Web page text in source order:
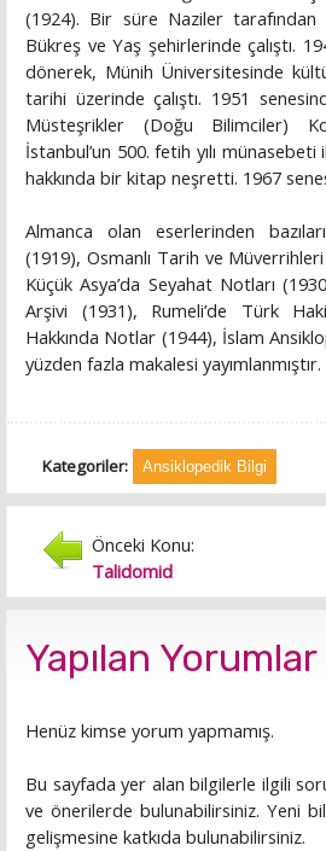
(1924). Bir süre Naziler tarafından
Bükreş ve Yaş şehirlerinde çalıştı.
dönerek, Münih Üniversitesinde
tarihi üzerinde çalıştı. 1951
Müsteşrikler (Doğu Bilimciler)
İstanbul’un 500. fetih yılı
hakkında bir kitap neşretti. 1967
Almanca olan eserlerinden
(1919), Osmanlı Tarih ve Müverrihleri
Küçük Asya’da Seyahat Notları
Arşivi (1931), Rumeli’de Türk
Hakkında Notlar (1944), İslam
yüzden fazla makalesi yayımlanmıştır.
Kategoriler: Ansiklopedik Bilgi
Önceki Konu:
Talidomid
Yapılan Yorumlar
Henüz kimse yorum yapmamış.
Bu sayfada yer alan bilgilerle ilgili
ve önerilerde bulunabilirsiniz. Yeni
gelişmesine katkıda bulunabilirsiniz.